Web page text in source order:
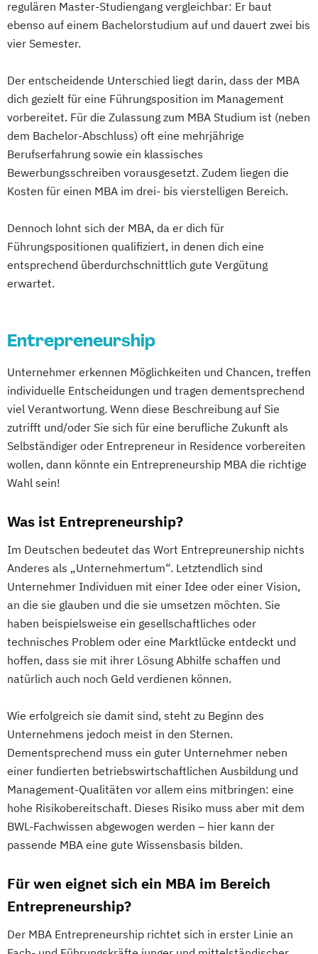
Supply Chain Management (DE/EN)
regulären Master-Studiengang vergleichbar: Er baut
ebenso auf einem Bachelorstudium auf und dauert zwei bis
vier Semester.
Der entscheidende Unterschied liegt darin, dass der MBA
dich gezielt für eine Führungsposition im Management
vorbereitet. Für die Zulassung zum MBA Studium ist (neben
dem Bachelor-Abschluss) oft eine mehrjährige
Berufserfahrung sowie ein klassisches
Bewerbungsschreiben vorausgesetzt. Zudem liegen die
Kosten für einen MBA im drei- bis vierstelligen Bereich.
Dennoch lohnt sich der MBA, da er dich für
Führungspositionen qualifiziert, in denen dich eine
entsprechend überdurchschnittlich gute Vergütung
erwartet.
Entrepreneurship
Unternehmer erkennen Möglichkeiten und Chancen, treffen
individuelle Entscheidungen und tragen dementsprechend
viel Verantwortung. Wenn diese Beschreibung auf Sie
zutrifft und/oder Sie sich für eine berufliche Zukunft als
Selbständiger oder Entrepreneur in Residence vorbereiten
wollen, dann könnte ein Entrepreneurship MBA die richtige
Wahl sein!
Was ist Entrepreneurship?
Im Deutschen bedeutet das Wort Entrepreunership nichts
Anderes als „Unternehmertum“. Letztendlich sind
Unternehmer Individuen mit einer Idee oder einer Vision,
an die sie glauben und die sie umsetzen möchten. Sie
haben beispielsweise ein gesellschaftliches oder
technisches Problem oder eine Marktlücke entdeckt und
hoffen, dass sie mit ihrer Lösung Abhilfe schaffen und
natürlich auch noch Geld verdienen können.
Wie erfolgreich sie damit sind, steht zu Beginn des
Unternehmens jedoch meist in den Sternen.
Dementsprechend muss ein guter Unternehmer neben
einer fundierten betriebswirtschaftlichen Ausbildung und
Management-Qualitäten vor allem eins mitbringen: eine
hohe Risikobereitschaft. Dieses Risiko muss aber mit dem
BWL-Fachwissen abgewogen werden – hier kann der
passende MBA eine gute Wissensbasis bilden.
Für wen eignet sich ein MBA im Bereich
Entrepreneurship?
Der MBA Entrepreneurship richtet sich in erster Linie an